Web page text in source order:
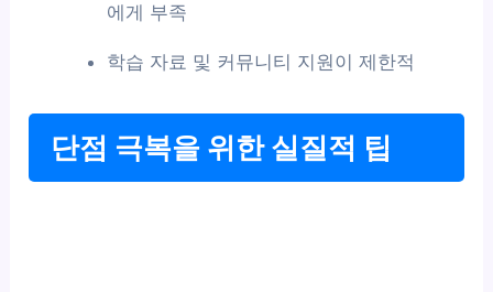
에게 부족
학습 자료 및 커뮤니티 지원이 제한적
단점 극복을 위한 실질적 팁